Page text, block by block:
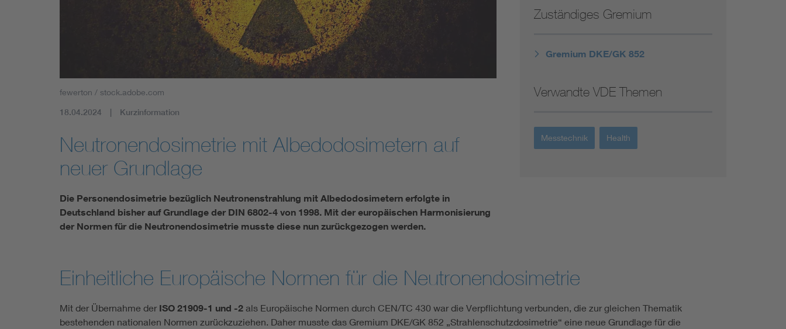
Mobility
Smart Cities
DIN VDE 0100 für sichere Elektroinstallationen
Elektrofachkraft (EFK)
Niederspannungsrichtlinie
fewerton / stock.adobe.com
18.04.2024 Kurzinformation
Neutronendosimetrie mit Albedodosimetern auf
neuer Grundlage
Die Personendosimetrie bezüglich Neutronenstrahlung mit Albedodosimetern erfolgte in
Deutschland bisher auf Grundlage der DIN 6802-4 von 1998. Mit der europäischen Harmonisierung
der Normen für die Neutronendosimetrie musste diese nun zurückgezogen werden.
Zuständiges Gremium
Gremium DKE/GK 852
Verwandte VDE Themen
Messtechnik Health
Einheitliche Europäische Normen für die Neutronendosimetrie
Mit der Übernahme der ISO 21909-1 und -2 als Europäische Normen durch CEN/TC 430 war die Verpflichtung verbunden, die zur gleichen Thematik
bestehenden nationalen Normen zurückzuziehen. Daher musste das Gremium DKE/GK 852 „Strahlenschutzdosimetrie“ eine neue Grundlage für die